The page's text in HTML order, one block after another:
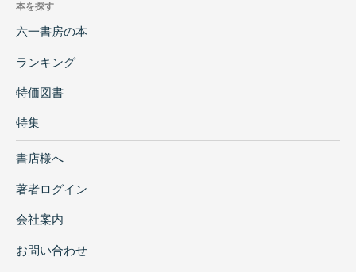
本を探す
六一書房の本
ランキング
特価図書
特集
書店様へ
著者ログイン
会社案内
お問い合わせ